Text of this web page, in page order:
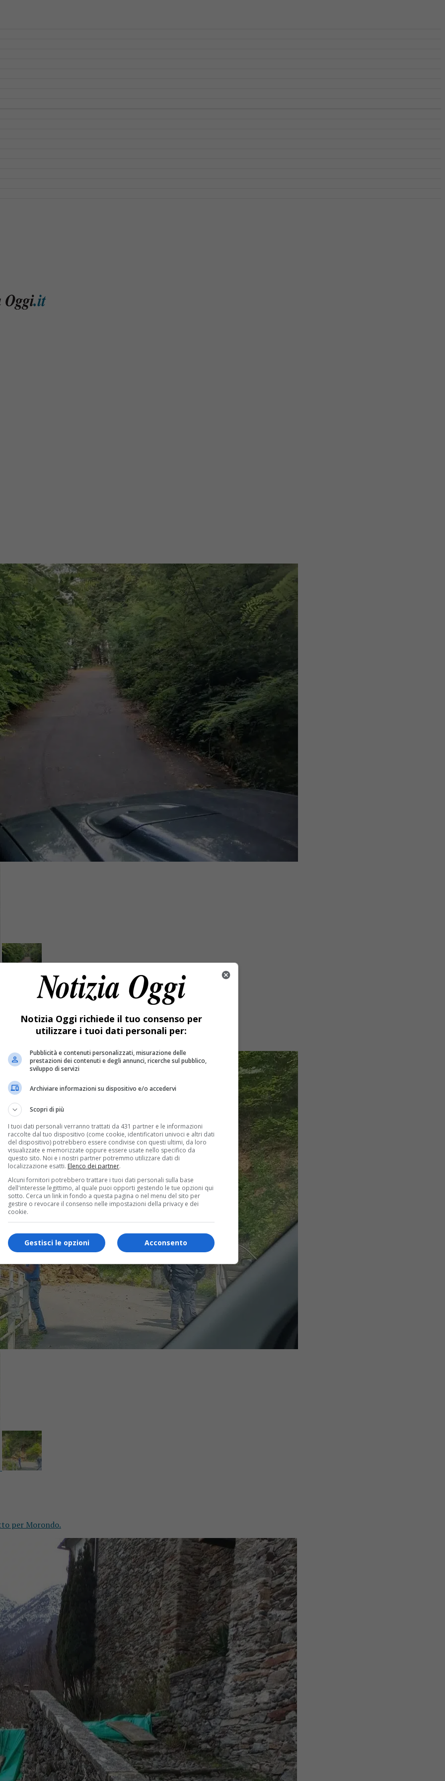
Ailoche: «Costretti a vivere nel disagio»
usiamo due auto...»
per Morondo.
Notizia Oggi richiede il tuo consenso per
utilizzare i tuoi dati personali per:
Pubblicità e contenuti personalizzati, misurazione delle
prestazioni dei contenuti e degli annunci, ricerche sul pubblico,
sviluppo di servizi
Archiviare informazioni su dispositivo e/o accedervi
Scopri di più
I tuoi dati personali verranno trattati da 431 partner e le informazioni
raccolte dal tuo dispositivo (come cookie, identificatori univoci e altri dati
del dispositivo) potrebbero essere condivise con questi ultimi, da loro
visualizzate e memorizzate oppure essere usate nello specifico da
questo sito. Noi e i nostri partner potremmo utilizzare dati di
localizzazione esatti. Elenco dei partner.
Alcuni fornitori potrebbero trattare i tuoi dati personali sulla base
dell'interesse legittimo, al quale puoi opporti gestendo le tue opzioni qui
sotto. Cerca un link in fondo a questa pagina o nel menu del sito per
gestire o revocare il consenso nelle impostazioni della privacy e dei
cookie.
Acconsento
Gestisci le opzioni